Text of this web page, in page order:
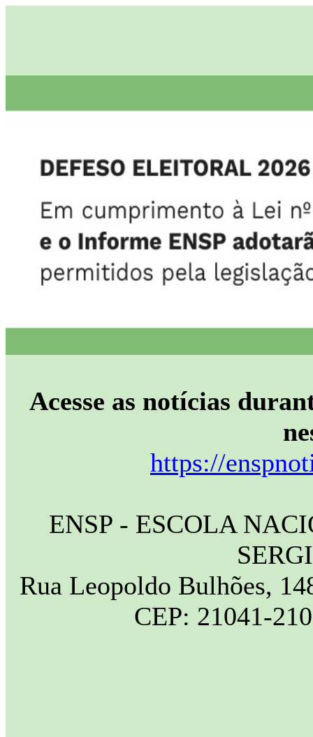
Acesse as notícias
https://
ENSP - ESCOLA
Rua Leopoldo Bulhões,
CEP: 21041-